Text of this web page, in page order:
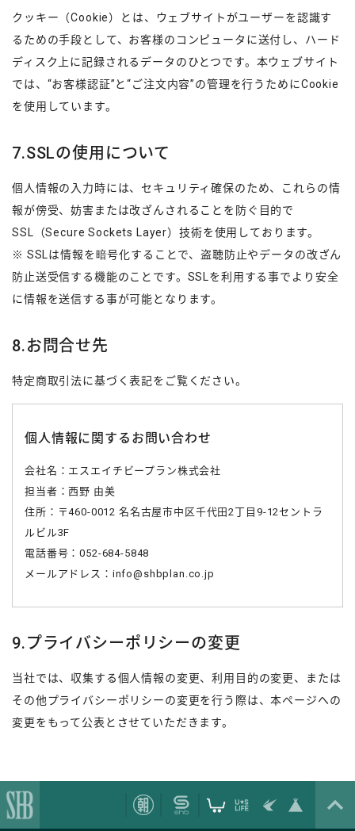
クッキー（Cookie）とは、ウェブサイトがユーザーを認識す
るための手段として、お客様のコンピュータに送付し、ハード
ディスク上に記録されるデータのひとつです。本ウェブサイト
では、“お客様認証”と“ご注文内容”の管理を行うためにCookie
を使用しています。
7.SSLの使用について
個人情報の入力時には、セキュリティ確保のため、これらの情
報が傍受、妨害または改ざんされることを防ぐ目的で
SSL（Secure Sockets Layer）技術を使用しております。
※ SSLは情報を暗号化することで、盗聴防止やデータの改ざん
防止送受信する機能のことです。SSLを利用する事でより安全
に情報を送信する事が可能となります。
8.お問合せ先
特定商取引法に基づく表記をご覧ください。
個人情報に関するお問い合わせ
会社名：エスエイチビープラン株式会社
担当者：西野 由美
住所：〒460-0012 名名古屋市中区千代田2丁目9-12セントラ
ルビル3F
電話番号：052-684-5848
メールアドレス： info@shbplan.co.jp
9.プライバシーポリシーの変更
当社では、収集する個人情報の変更、利用目的の変更、または
その他プライバシーポリシーの変更を行う際は、本ページへの
変更をもって公表とさせていただきます。